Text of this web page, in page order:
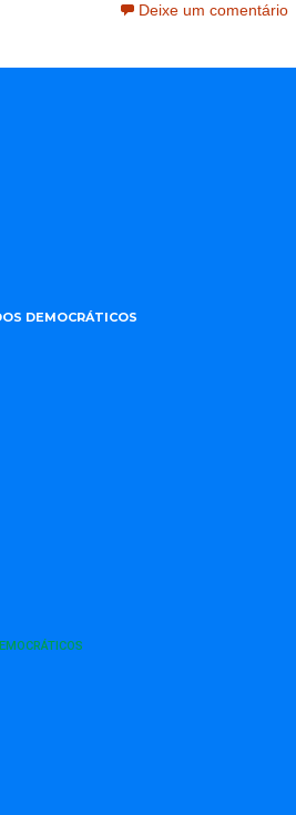
Deixe um comentário
DEMOCRÁTICOS